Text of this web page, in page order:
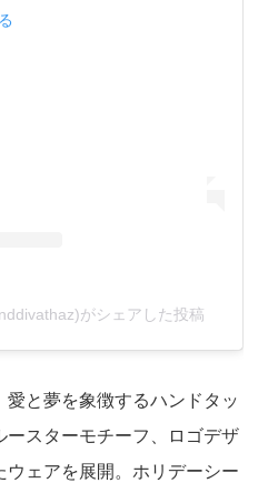
がシェアした投稿
と夢を象徴するハンドタッ
ースターモチーフ、ロゴデザ
ェアを展開。ホリデーシー